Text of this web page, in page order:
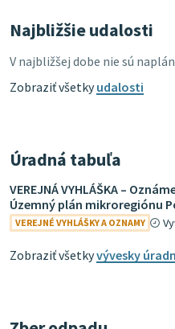
Najbližšie udalosti
V najbližšej dobe nie sú
Zobraziť všetkyudalosti
Úradná tabuľa
VEREJNÁ VYHLÁŠKA –
Územný plán mikroregiónu
VEREJNÉ VYHLÁŠKY A OZNAMY
Zobraziť všetkyvývesky